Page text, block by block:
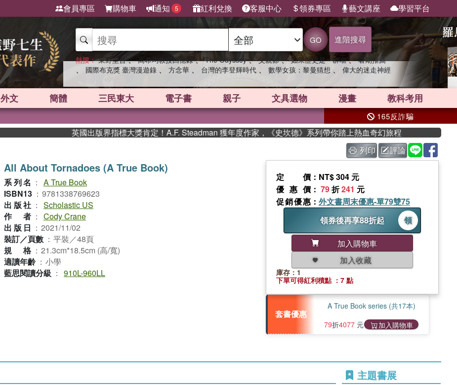
會員專區 購物車 通知 5 紅利兌換 客服中心 領券專區 藝文講座 學習平台
GO 進階搜尋
熱搜： 東野圭吾 、 高希均教授回憶錄 、 The Odyssey 、 父親節 、 如果歷史是一群喵 、 暑期推薦
、 國際布克獎 臺灣漫遊錄 、 方念華 、 台灣的李登輝時代 、 數學女孩：黎曼猜想 、 偉大的迷走神經
外文 簡體 三民東大 電子書 親子 文具選物 漫畫 教科考用
165反詐騙
英國出版界指標大獎肯定！A.F. Steadman 獲年度作家，《史坎德》系列帶你踏上熱血奇幻旅程
列印 評論
All About Tornadoes (A True Book)
系列名 ： A True Book
ISBN13 ： 9781338769623
出版社 ： Scholastic US
作者 ： Cody Crane
出版日 ： 2021/11/02
裝訂／頁數 ： 平裝／48頁
規格 ： 21.3cm*18.5cm (高/寬)
適讀年齡 ： 小學
藍思閱讀分級 ： 910L-960LL
定價 ：NT$ 304 元
優惠價 ： 79折241 元
促銷優惠 ： 外文書周末優惠-單79雙75
領券後再享88折起
領
加入購物車
加入收藏
庫存：1
下單可得紅利積點 ：7 點
套書優惠
A True Book series (共17本)
79折4077 元 加入購物車
主題書展